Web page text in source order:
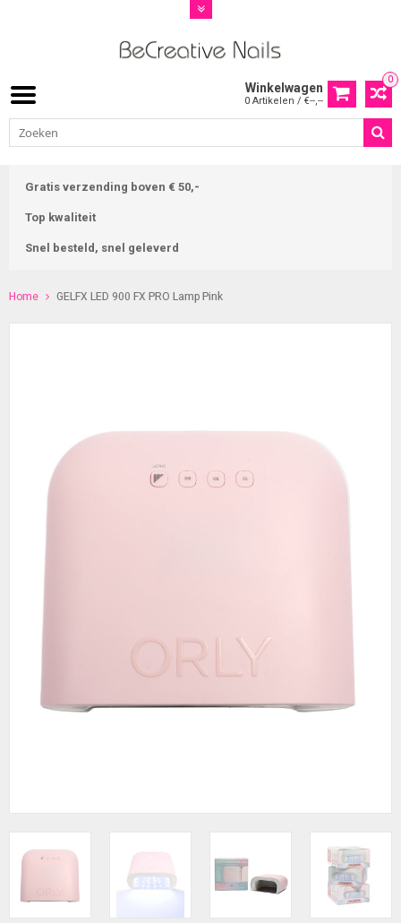
0
Winkelwagen
0 Artikelen / €--,--
Gratis verzending boven € 50,-
Top kwaliteit
Snel besteld, snel geleverd
Home GELFX LED 900 FX PRO Lamp Pink